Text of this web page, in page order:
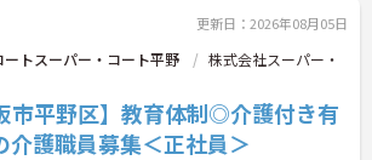
更新日：2026年08月05日
トスーパー・コート平野
株式会社スーパー・
市平野区】教育体制◎介護付き有
介護職員募集＜正社員＞